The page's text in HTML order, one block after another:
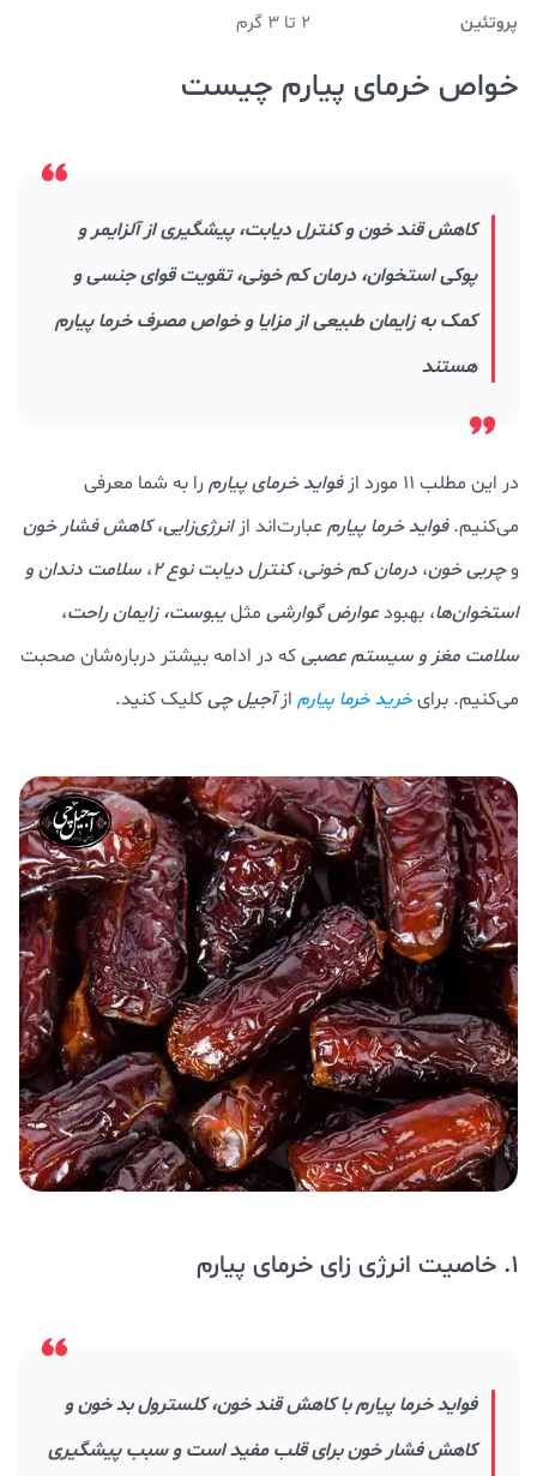
پروتئین
2 تا 3 گرم
خواص خرمای پیارم چیست
کاهش قند خون و کنترل دیابت، پیشگیری از آلزایمر و
پوکی استخوان، درمان کم خونی، تقویت قوای جنسی و
کمک به زایمان طبیعی از مزایا و خواص مصرف خرما پیارم
هستند
در این مطلب 11 مورد از فواید خرمای پیارم را به شما معرفی
می‌کنیم.فواید خرما پیارمعبارت‌اند از انرژی‌زایی،کاهش فشار خون
وچربیخون، درمان کم خونی،کنترل دیابت نوع 2 ، سلامت دندان و
استخوان‌ها، بهبودعوارض گوارشی مثلیبوست، زایمان راحت،
سلامت مغز و سیستم عصبیکه در ادامه بیشتر درباره‌شان صحبت
می‌کنیم. برایخرید خرما پیارم ازآجیل چیکلیک کنید.
1. خاصیت انرژی زای خرمای پیارم
فواید خرما پیارم با کاهش قند خون، کلسترول بد خون و
کاهش فشار خون برای قلب مفید است و سبب پیشگیری